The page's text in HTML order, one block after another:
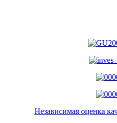
Независимая оценка